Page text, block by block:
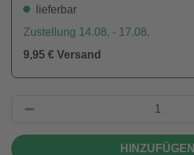
lieferbar
Zustellung 14.08. - 17.08.
9,95 € Versand
HINZUFÜGEN